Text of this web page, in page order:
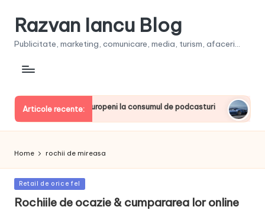
Razvan Iancu Blog
Publicitate, marketing, comunicare, media, turism, afaceri...
Articole recente:
printre liderii europeni la consumul de podcasturi Clienţii
June 20,
Home rochii de mireasa
Posted
Retail de orice fel
Rochiile de ocazie & cumpararea lor online